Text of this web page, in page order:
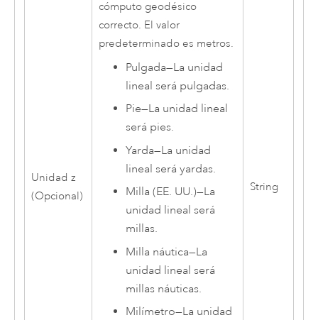
Unidad z
(Opcional)
cómputo geodésico
correcto. El valor
predeterminado es metros.
Pulgada—La unidad
lineal será pulgadas.
Pie—La unidad lineal
será pies.
Yarda—La unidad
lineal será yardas.
Milla (EE. UU.)—La
unidad lineal será
millas.
Milla náutica—La
unidad lineal será
millas náuticas.
Milímetro—La unidad
String